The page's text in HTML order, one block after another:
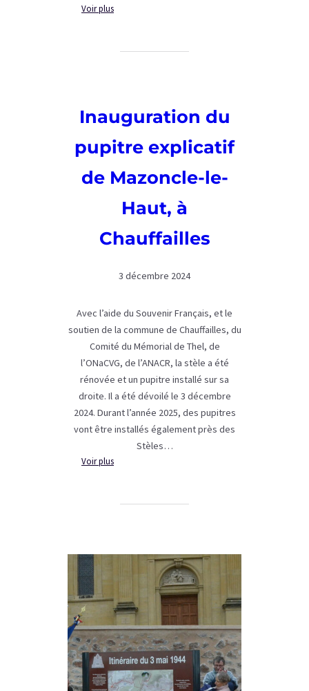
Voir plus:
pupitres
de
Chassigny-
sous-
et
en-
Inauguration du
pupitre explicatif
de Mazoncle-le-
Haut, à
Chauffailles
3 décembre 2024
Avec l’aide du Souvenir Français, et le
soutien de la commune de Chauffailles, du
Comité du Mémorial de Thel, de
l’ONaCVG, de l’ANACR, la stèle a été
rénovée et un pupitre installé sur sa
droite. Il a été dévoilé le 3 décembre
2024. Durant l’année 2025, des pupitres
vont être installés également près des
Stèles…
Voir plus:
pupitre
Mazoncle-
à
Chauffailles